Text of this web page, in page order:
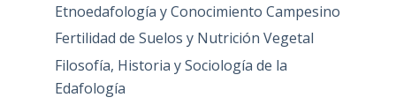
Etnoedafología y Conocimiento Campesino
Fertilidad de Suelos y Nutrición Vegetal
Filosofía, Historia y Sociología de la
Edafología